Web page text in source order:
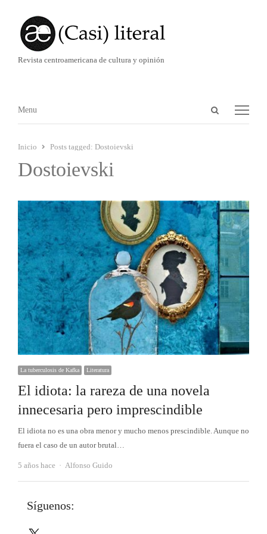
Revista centroamericana de cultura y opinión
Abrir
Menú
Menu
Inicio Posts tagged: Dostoievski
Dostoievski
La tuberculosis de Kafka Literatura
El idiota: la rareza de una novela
innecesaria pero imprescindible
El idiota no es una obra menor y mucho menos prescindible. Aunque no
fuera el caso de un autor brutal…
5 años hace Autor
Alfonso Guido
Síguenos: